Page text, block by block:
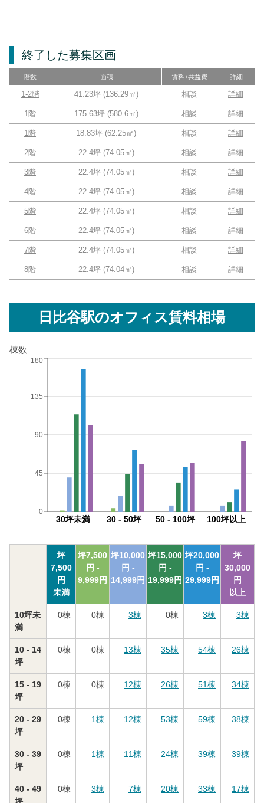
終了した募集区画
階数 面積 賃料+共益費 詳細
1-2階 41.23坪 (136.29㎡) 相談 詳細
1階 175.63坪 (580.6㎡) 相談 詳細
1階 18.83坪 (62.25㎡) 相談 詳細
2階 22.4坪 (74.05㎡) 相談 詳細
3階 22.4坪 (74.05㎡) 相談 詳細
4階 22.4坪 (74.05㎡) 相談 詳細
5階 22.4坪 (74.05㎡) 相談 詳細
6階 22.4坪 (74.05㎡) 相談 詳細
7階 22.4坪 (74.05㎡) 相談 詳細
8階 22.4坪 (74.04㎡) 相談 詳細
日比谷駅のオフィス賃料相場
棟数
30坪未満 30 - 50坪 50 - 100坪 100坪以上
0
45
90
135
180
坪
7,500
円
未満
坪7,500
円 -
9,999円
坪10,000
円 -
14,999円
坪15,000
円 -
19,999円
坪20,000
円 -
29,999円
坪
30,000
円
以上
10坪未
満
0棟 0棟 3棟 0棟 3棟 3棟
10 - 14
坪
0棟 0棟 13棟 35棟 54棟 26棟
15 - 19
坪
0棟 0棟 12棟 26棟 51棟 34棟
20 - 29
坪
0棟 1棟 12棟 53棟 59棟 38棟
30 - 39
坪
0棟 1棟 11棟 24棟 39棟 39棟
40 - 49
0棟 3棟 7棟 20棟 33棟 17棟